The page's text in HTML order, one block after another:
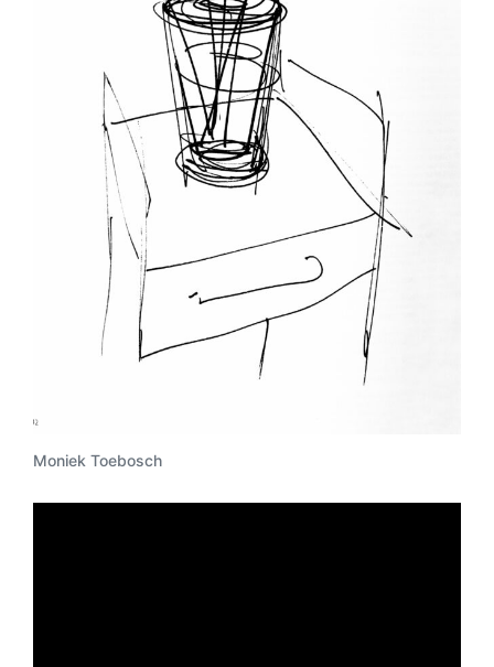
Moniek Toebosch